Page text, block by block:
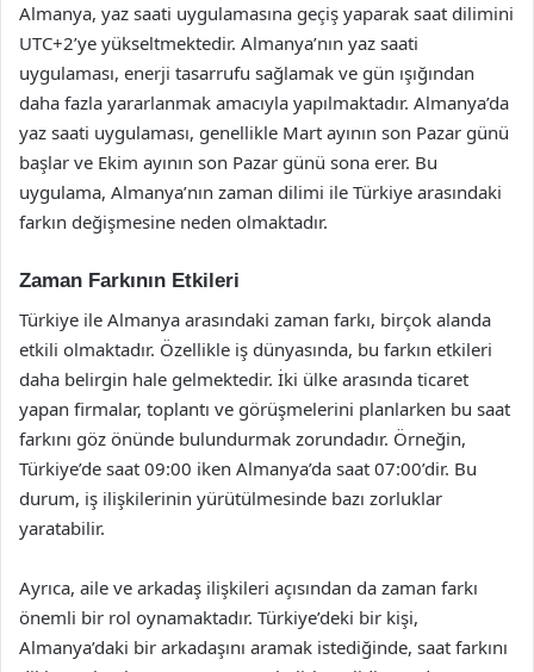
Almanya, yaz saati uygulamasına geçiş yaparak saat dilimini
UTC+2’ye yükseltmektedir. Almanya’nın yaz saati
uygulaması, enerji tasarrufu sağlamak ve gün ışığından
daha fazla yararlanmak amacıyla yapılmaktadır. Almanya’da
yaz saati uygulaması, genellikle Mart ayının son Pazar günü
başlar ve Ekim ayının son Pazar günü sona erer. Bu
uygulama, Almanya’nın zaman dilimi ile Türkiye arasındaki
farkın değişmesine neden olmaktadır.
Zaman Farkının Etkileri
Türkiye ile Almanya arasındaki zaman farkı, birçok alanda
etkili olmaktadır. Özellikle iş dünyasında, bu farkın etkileri
daha belirgin hale gelmektedir. İki ülke arasında ticaret
yapan firmalar, toplantı ve görüşmelerini planlarken bu saat
farkını göz önünde bulundurmak zorundadır. Örneğin,
Türkiye’de saat 09:00 iken Almanya’da saat 07:00’dir. Bu
durum, iş ilişkilerinin yürütülmesinde bazı zorluklar
yaratabilir.
Ayrıca, aile ve arkadaş ilişkileri açısından da zaman farkı
önemli bir rol oynamaktadır. Türkiye’deki bir kişi,
Almanya’daki bir arkadaşını aramak istediğinde, saat farkını